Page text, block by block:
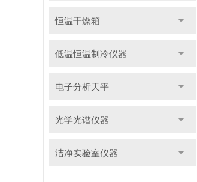
恒温干燥箱
低温恒温制冷仪器
电子分析天平
光学光谱仪器
洁净实验室仪器